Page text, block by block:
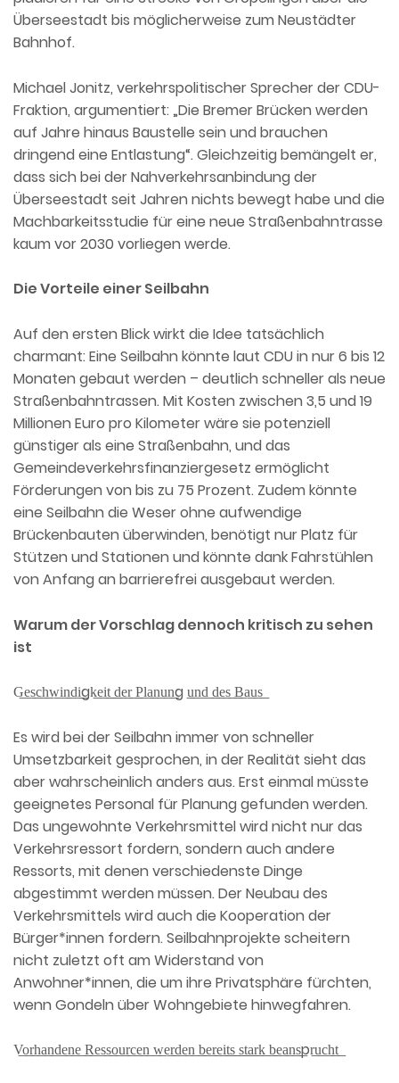
Überseestadt bis möglicherweise zum Neustädter
Bahnhof.
Michael Jonitz, verkehrspolitischer Sprecher der CDU-
Fraktion, argumentiert: „Die Bremer Brücken werden
auf Jahre hinaus Baustelle sein und brauchen
dringend eine Entlastung“. Gleichzeitig bemängelt er,
dass sich bei der Nahverkehrsanbindung der
Überseestadt seit Jahren nichts bewegt habe und die
Machbarkeitsstudie für eine neue Straßenbahntrasse
kaum vor 2030 vorliegen werde.
Die Vorteile einer Seilbahn
Auf den ersten Blick wirkt die Idee tatsächlich
charmant: Eine Seilbahn könnte laut CDU in nur 6 bis 12
Monaten gebaut werden – deutlich schneller als neue
Straßenbahntrassen. Mit Kosten zwischen 3,5 und 19
Millionen Euro pro Kilometer wäre sie potenziell
günstiger als eine Straßenbahn, und das
Gemeindeverkehrsfinanziergesetz ermöglicht
Förderungen von bis zu 75 Prozent. Zudem könnte
eine Seilbahn die Weser ohne aufwendige
Brückenbauten überwinden, benötigt nur Platz für
Stützen und Stationen und könnte dank Fahrstühlen
von Anfang an barrierefrei ausgebaut werden.
Warum der Vorschlag dennoch kritisch zu sehen
ist
G͟e͟s͟c͟h͟w͟i͟n͟d͟i͟gk͟e͟i͟t͟ ͟d͟e͟r͟ ͟P͟l͟a͟n͟u͟n͟g ͟u͟n͟d͟ ͟d͟e͟s͟ ͟B͟a͟u͟s͟
Es wird bei der Seilbahn immer von schneller
Umsetzbarkeit gesprochen, in der Realität sieht das
aber wahrscheinlich anders aus. Erst einmal müsste
geeignetes Personal für Planung gefunden werden.
Das ungewohnte Verkehrsmittel wird nicht nur das
Verkehrsressort fordern, sondern auch andere
Ressorts, mit denen verschiedenste Dinge
abgestimmt werden müssen. Der Neubau des
Verkehrsmittels wird auch die Kooperation der
Bürger*innen fordern. Seilbahnprojekte scheitern
nicht zuletzt oft am Widerstand von
Anwohner*innen, die um ihre Privatsphäre fürchten,
wenn Gondeln über Wohngebiete hinwegfahren.
V͟o͟r͟h͟a͟n͟d͟e͟n͟e͟ ͟R͟e͟s͟s͟o͟u͟r͟c͟e͟n͟ ͟w͟e͟r͟d͟e͟n͟ ͟b͟e͟r͟e͟i͟t͟s͟ ͟s͟t͟a͟r͟k͟ ͟b͟e͟a͟n͟s͟pr͟u͟c͟h͟t͟